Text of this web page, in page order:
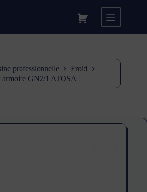
professionnelle
Froid
armoire GN2/1 ATOSA